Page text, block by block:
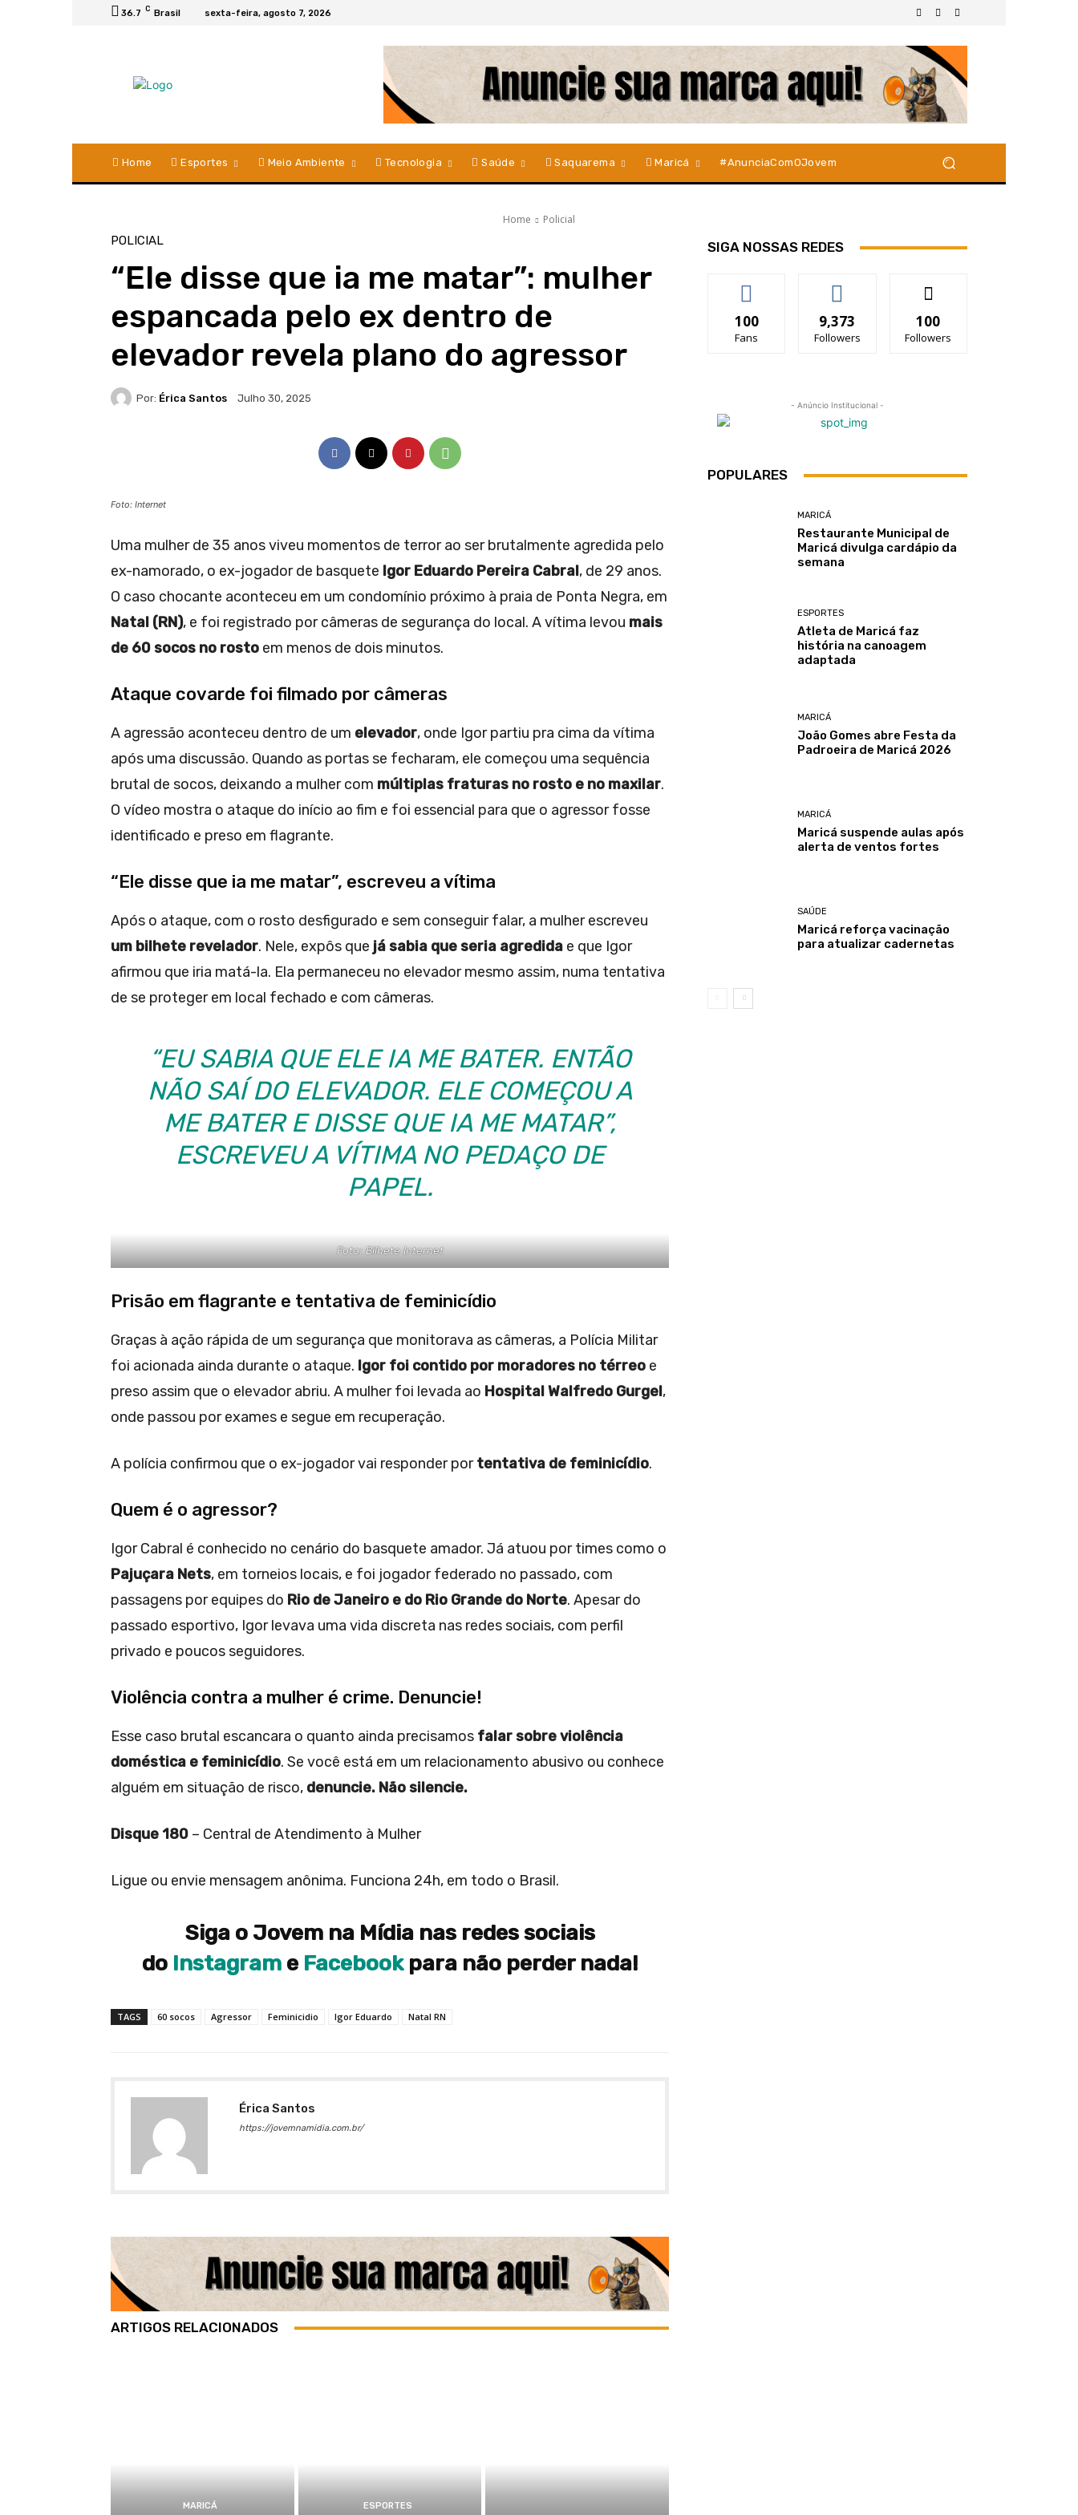
36.7 C Brasil sexta-feira, agosto 7, 2026
Home Esportes Meio Ambiente Tecnologia Saúde Saquarema Maricá #AnunciaComOJovem
Home Policial
POLICIAL
“Ele disse que ia me matar”: mulher
espancada pelo ex dentro de
elevador revela plano do agressor
Por: Érica Santos Julho 30, 2025
Foto: Internet
Uma mulher de 35 anos viveu momentos de terror ao ser brutalmente agredida pelo
ex-namorado, o ex-jogador de basquete Igor Eduardo Pereira Cabral, de 29 anos.
O caso chocante aconteceu em um condomínio próximo à praia de Ponta Negra, em
Natal (RN), e foi registrado por câmeras de segurança do local. A vítima levou mais
de 60 socos no rosto em menos de dois minutos.
Ataque covarde foi filmado por câmeras
A agressão aconteceu dentro de um elevador, onde Igor partiu pra cima da vítima
após uma discussão. Quando as portas se fecharam, ele começou uma sequência
brutal de socos, deixando a mulher com múltiplas fraturas no rosto e no maxilar.
O vídeo mostra o ataque do início ao fim e foi essencial para que o agressor fosse
identificado e preso em flagrante.
“Ele disse que ia me matar”, escreveu a vítima
Após o ataque, com o rosto desfigurado e sem conseguir falar, a mulher escreveu
um bilhete revelador. Nele, expôs que já sabia que seria agredida e que Igor
afirmou que iria matá-la. Ela permaneceu no elevador mesmo assim, numa tentativa
de se proteger em local fechado e com câmeras.
“EU SABIA QUE ELE IA ME BATER. ENTÃO
NÃO SAÍ DO ELEVADOR. ELE COMEÇOU A
ME BATER E DISSE QUE IA ME MATAR”,
ESCREVEU A VÍTIMA NO PEDAÇO DE
PAPEL.
Foto: Bilhete Internet
Prisão em flagrante e tentativa de feminicídio
Graças à ação rápida de um segurança que monitorava as câmeras, a Polícia Militar
foi acionada ainda durante o ataque. Igor foi contido por moradores no térreo e
preso assim que o elevador abriu. A mulher foi levada ao Hospital Walfredo Gurgel,
onde passou por exames e segue em recuperação.
A polícia confirmou que o ex-jogador vai responder portentativa de feminicídio.
Quem é o agressor?
Igor Cabral é conhecido no cenário do basquete amador. Já atuou por times como o
Pajuçara Nets, em torneios locais, e foi jogador federado no passado, com
passagens por equipes do Rio de Janeiro e do Rio Grande do Norte. Apesar do
passado esportivo, Igor levava uma vida discreta nas redes sociais, com perfil
privado e poucos seguidores.
Violência contra a mulher é crime. Denuncie!
Esse caso brutal escancara o quanto ainda precisamos falar sobre violência
doméstica e feminicídio. Se você está em um relacionamento abusivo ou conhece
alguém em situação de risco, denuncie. Não silencie.
Disque 180 – Central de Atendimento à Mulher
Ligue ou envie mensagem anônima. Funciona 24h, em todo o Brasil.
Siga o Jovem na Mídia nas redes sociais
do Instagram e Facebookpara não perder nada!
TAGS 60 socos Agressor Feminicidio Igor Eduardo Natal RN
Érica Santos
https://jovemnamidia.com.br/
ARTIGOS RELACIONADOS
MARICÁ ESPORTES
SIGA NOSSAS REDES
100
Fans
9,373
Followers
100
Followers
- Anúncio Institucional -
POPULARES
MARICÁ
Restaurante Municipal de
Maricá divulga cardápio da
semana
ESPORTES
Atleta de Maricá faz
história na canoagem
adaptada
MARICÁ
João Gomes abre Festa da
Padroeira de Maricá 2026
MARICÁ
Maricá suspende aulas após
alerta de ventos fortes
SAÚDE
Maricá reforça vacinação
para atualizar cadernetas